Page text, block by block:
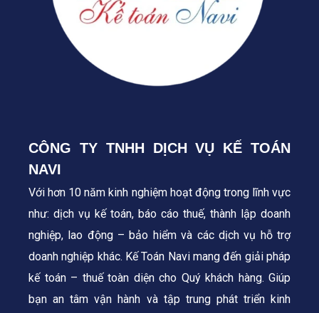
CÔNG TY TNHH DỊCH VỤ KẾ TOÁN
NAVI
Với hơn 10 năm kinh nghiệm hoạt động trong lĩnh vực
như: dịch vụ kế toán, báo cáo thuế, thành lập doanh
nghiệp, lao động – bảo hiểm và các dịch vụ hỗ trợ
doanh nghiệp khác. Kế Toán Navi mang đến giải pháp
kế toán – thuế toàn diện cho Quý khách hàng. Giúp
bạn an tâm vận hành và tập trung phát triển kinh